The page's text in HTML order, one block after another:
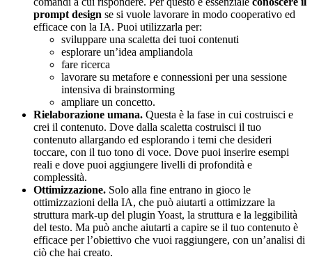
prompt design se si vuole lavorare in modo cooperativo ed
efficace con la IA. Puoi utilizzarla per:
sviluppare una scaletta dei tuoi contenuti
esplorare un’idea ampliandola
fare ricerca
lavorare su metafore e connessioni per una sessione
intensiva di brainstorming
ampliare un concetto.
Rielaborazione umana. Questa è la fase in cui costruisci e
crei il contenuto. Dove dalla scaletta costruisci il tuo
contenuto allargando ed esplorando i temi che desideri
toccare, con il tuo tono di voce. Dove puoi inserire esempi
reali e dove puoi aggiungere livelli di profondità e
complessità.
Ottimizzazione. Solo alla fine entrano in gioco le
ottimizzazioni della IA, che può aiutarti a ottimizzare la
struttura mark-up del plugin Yoast, la struttura e la leggibilità
del testo. Ma può anche aiutarti a capire se il tuo contenuto è
efficace per l’obiettivo che vuoi raggiungere, con un’analisi di
ciò che hai creato.